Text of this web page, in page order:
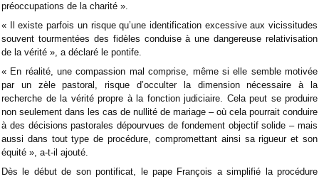
préoccupations de la charité ».
« Il existe parfois un risque qu’une identification excessive aux vicissitudes
souvent tourmentées des fidèles conduise à une dangereuse relativisation
de la vérité », a déclaré le pontife.
« En réalité, une compassion mal comprise, même si elle semble motivée
par un zèle pastoral, risque d’occulter la dimension nécessaire à la
recherche de la vérité propre à la fonction judiciaire. Cela peut se produire
non seulement dans les cas de nullité de mariage – où cela pourrait conduire
à des décisions pastorales dépourvues de fondement objectif solide – mais
aussi dans tout type de procédure, compromettant ainsi sa rigueur et son
équité », a-t-il ajouté.
Dès le début de son pontificat, le pape François a simplifié la procédure